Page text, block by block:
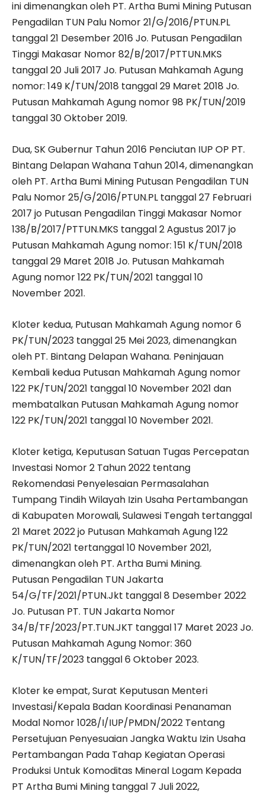
ini dimenangkan oleh PT. Artha Bumi Mining Putusan
Pengadilan TUN Palu Nomor 21/G/2016/PTUN.PL
tanggal 21 Desember 2016 Jo. Putusan Pengadilan
Tinggi Makasar Nomor 82/B/2017/PTTUN.MKS
tanggal 20 Juli 2017 Jo. Putusan Mahkamah Agung
nomor: 149 K/TUN/2018 tanggal 29 Maret 2018 Jo.
Putusan Mahkamah Agung nomor 98 PK/TUN/2019
tanggal 30 Oktober 2019.
Dua, SK Gubernur Tahun 2016 Penciutan IUP OP PT.
Bintang Delapan Wahana Tahun 2014, dimenangkan
oleh PT. Artha Bumi Mining Putusan Pengadilan TUN
Palu Nomor 25/G/2016/PTUN.PL tanggal 27 Februari
2017 jo Putusan Pengadilan Tinggi Makasar Nomor
138/B/2017/PTTUN.MKS tanggal 2 Agustus 2017 jo
Putusan Mahkamah Agung nomor: 151 K/TUN/2018
tanggal 29 Maret 2018 Jo. Putusan Mahkamah
Agung nomor 122 PK/TUN/2021 tanggal 10
November 2021.
Kloter kedua, Putusan Mahkamah Agung nomor 6
PK/TUN/2023 tanggal 25 Mei 2023, dimenangkan
oleh PT. Bintang Delapan Wahana. Peninjauan
Kembali kedua Putusan Mahkamah Agung nomor
122 PK/TUN/2021 tanggal 10 November 2021 dan
membatalkan Putusan Mahkamah Agung nomor
122 PK/TUN/2021 tanggal 10 November 2021.
Kloter ketiga, Keputusan Satuan Tugas Percepatan
Investasi Nomor 2 Tahun 2022 tentang
Rekomendasi Penyelesaian Permasalahan
Tumpang Tindih Wilayah Izin Usaha Pertambangan
di Kabupaten Morowali, Sulawesi Tengah tertanggal
21 Maret 2022 jo Putusan Mahkamah Agung 122
PK/TUN/2021 tertanggal 10 November 2021,
dimenangkan oleh PT. Artha Bumi Mining.
Putusan Pengadilan TUN Jakarta
54/G/TF/2021/PTUN.Jkt tanggal 8 Desember 2022
Jo. Putusan PT. TUN Jakarta Nomor
34/B/TF/2023/PT.TUN.JKT tanggal 17 Maret 2023 Jo.
Putusan Mahkamah Agung Nomor: 360
K/TUN/TF/2023 tanggal 6 Oktober 2023.
Kloter ke empat, Surat Keputusan Menteri
Investasi/Kepala Badan Koordinasi Penanaman
Modal Nomor 1028/I/IUP/PMDN/2022 Tentang
Persetujuan Penyesuaian Jangka Waktu Izin Usaha
Pertambangan Pada Tahap Kegiatan Operasi
Produksi Untuk Komoditas Mineral Logam Kepada
PT Artha Bumi Mining tanggal 7 Juli 2022,